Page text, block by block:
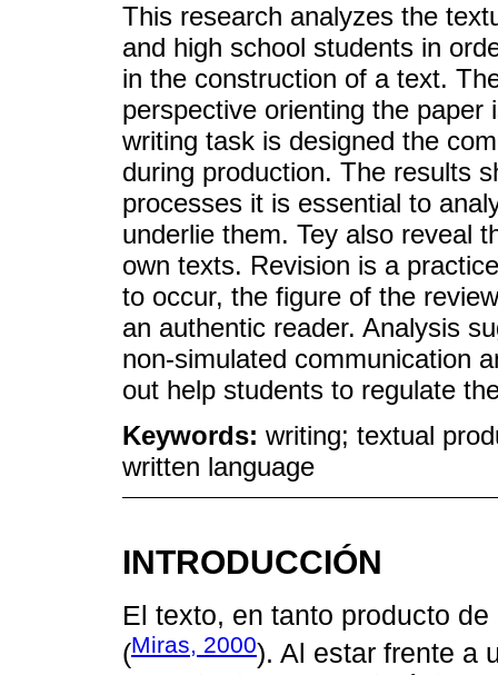
This research analyzes the
and high school students in
in the construction of a text.
perspective orienting the
writing task is designed the
during production. The results
processes it is essential to
underlie them. Tey also reveal
own texts. Revision is a
to occur, the figure of the
an authentic reader. Analysis
non-simulated communication
out help students to regulate
Keywords: writing; textual
written language
INTRODUCCIÓN
El texto, en tanto producto
(Miras, 2000). Al estar frente a